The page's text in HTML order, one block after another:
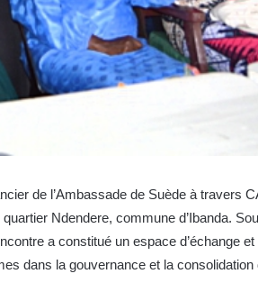
de l’Ambassade de Suède à travers
Ndendere, commune d’Ibanda.
a constitué un espace d’échange
dans la gouvernance et la consolidation